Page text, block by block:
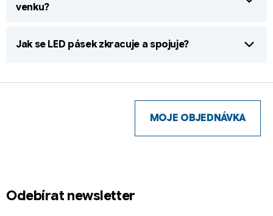
venku?
Jak se LED pásek zkracuje a spojuje?
Odebírat newsletter
MOJE OBJEDNÁVKA